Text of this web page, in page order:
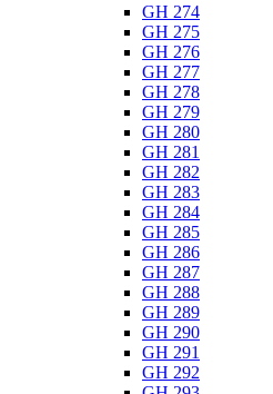
GH 274
GH 275
GH 276
GH 277
GH 278
GH 279
GH 280
GH 281
GH 282
GH 283
GH 284
GH 285
GH 286
GH 287
GH 288
GH 289
GH 290
GH 291
GH 292